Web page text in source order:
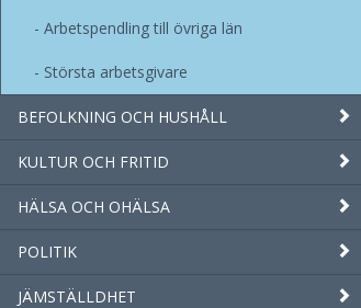
Arbetspendling till övriga län
Största arbetsgivare
BEFOLKNING OCH HUSHÅLL
KULTUR OCH FRITID
HÄLSA OCH OHÄLSA
POLITIK
JÄMSTÄLLDHET